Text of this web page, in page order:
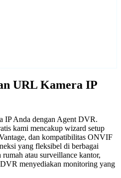
URL Kamera IP
IP Anda dengan Agent DVR.
kami mencakup wizard setup
dan kompatibilitas ONVIF
yang fleksibel di berbagai
atau surveillance kantor,
menyediakan monitoring yang